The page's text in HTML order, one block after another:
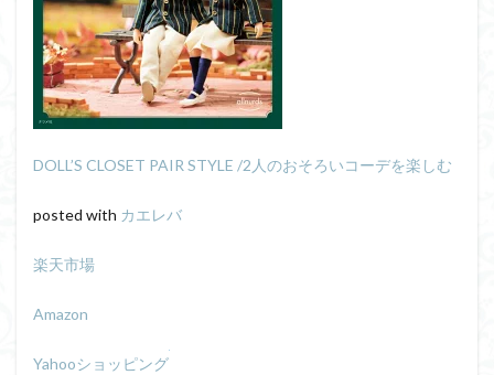
DOLL’S CLOSET PAIR STYLE /2人のおそろいコーデを楽しむ
posted with カエレバ
楽天市場
Amazon
Yahooショッピング